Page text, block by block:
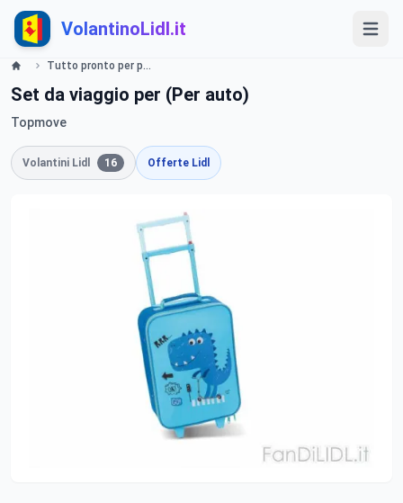
VolantinoLidl.it
Tutto pronto per partire - LIDL Catalogue - Offerte valide dal 6 maggio 2019 Lidl
Set da viaggio per (Per auto)
Topmove
Volantini Lidl 16 Offerte Lidl